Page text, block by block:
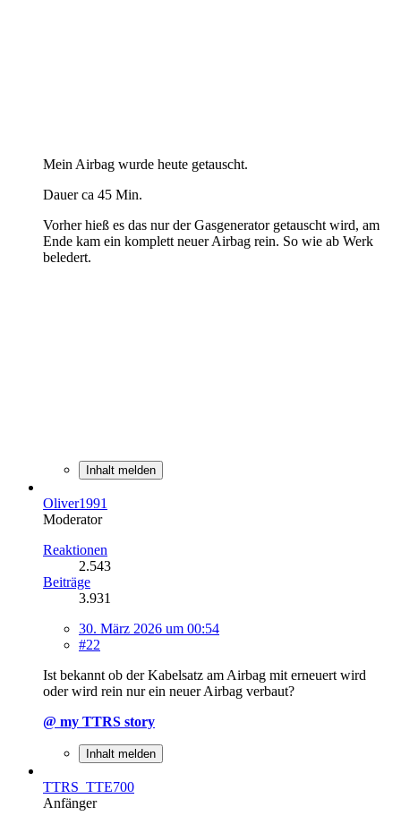
Mein Airbag wurde heute getauscht.
Dauer ca 45 Min.
Vorher hieß es das nur der Gasgenerator getauscht wird, am
Ende kam ein komplett neuer Airbag rein. So wie ab Werk
beledert.
Inhalt melden
Oliver1991
Moderator
Reaktionen
2.543
Beiträge
3.931
30. März 2026 um 00:54
#22
Ist bekannt ob der Kabelsatz am Airbag mit erneuert wird
oder wird rein nur ein neuer Airbag verbaut?
@ my TTRS story
Inhalt melden
TTRS_TTE700
Anfänger